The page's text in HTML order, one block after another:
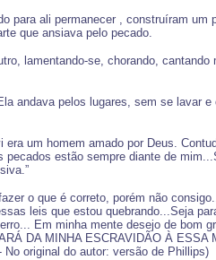
ali permanecer , construíram
que ansiava pelo pecado.
lamentando-se, chorando,
andava pelos lugares, sem se lavar
um homem amado por Deus.
estão sempre diante de
o que é correto, porém não
leis que estou quebrando...Seja
Em minha mente desejo de
DA MINHA ESCRAVIDÃO À
original do autor: versão de Phillips)